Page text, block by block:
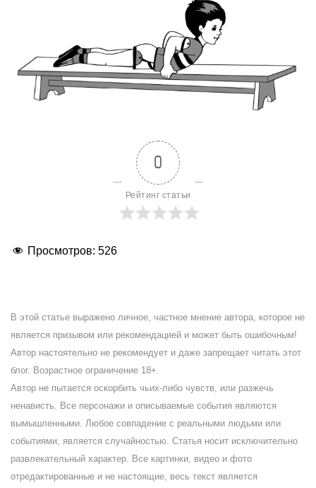
0
Рейтинг статьи
Просмотров: 526
В этой статье выражено личное, частное мнение автора, которое не
является призывом или рекомендацией и может быть ошибочным!
Автор настоятельно не рекомендует и даже запрещает читать этот
блог. Возрастное ограничение 18+.
Автор не пытается оскорбить чьих-либо чувств, или разжечь
ненависть. Все персонажи и описываемые события являются
вымышленными. Любое совпадение с реальными людьми или
событиями, является случайностью. Статья носит исключительно
развлекательный характер. Все картинки, видео и фото
отредактированные и не настоящие, весь текст является